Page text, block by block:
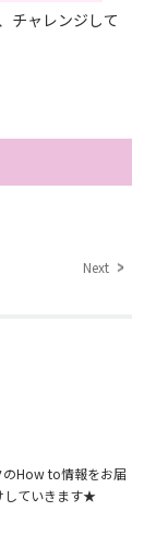
チャレンジして
Next
のHow to情報をお届
していきます★